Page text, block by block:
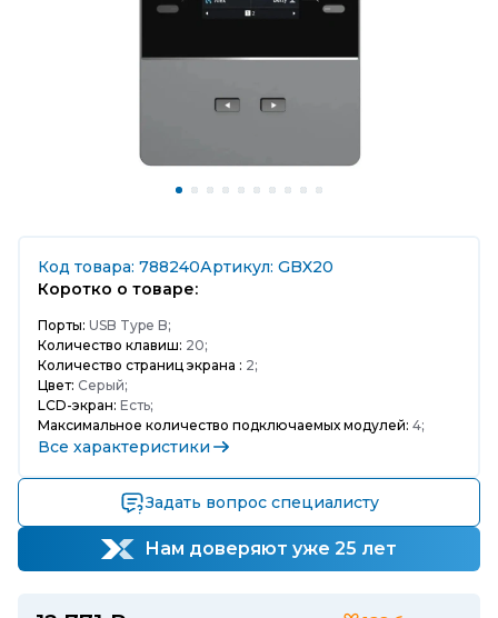
Код товара: 788240Артикул: GBX20
Коротко о товаре:
Порты: USB Type B;
Количество клавиш: 20;
Количество страниц экрана : 2;
Цвет: Серый;
LCD-экран: Есть;
Максимальное количество подключаемых модулей: 4;
Все характеристики
Задать вопрос специалисту
Нам доверяют уже 25 лет